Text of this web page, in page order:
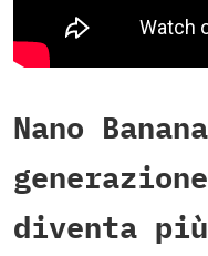
Nano
diventa